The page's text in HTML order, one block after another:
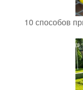
10 способов